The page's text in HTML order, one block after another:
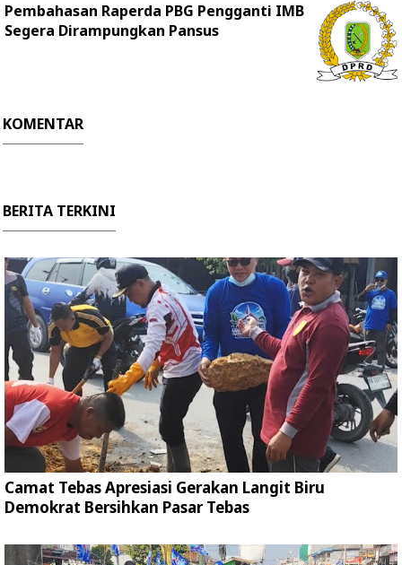
Pembahasan Raperda PBG Pengganti IMB
Segera Dirampungkan Pansus
KOMENTAR
BERITA TERKINI
Camat Tebas Apresiasi Gerakan Langit Biru
Demokrat Bersihkan Pasar Tebas